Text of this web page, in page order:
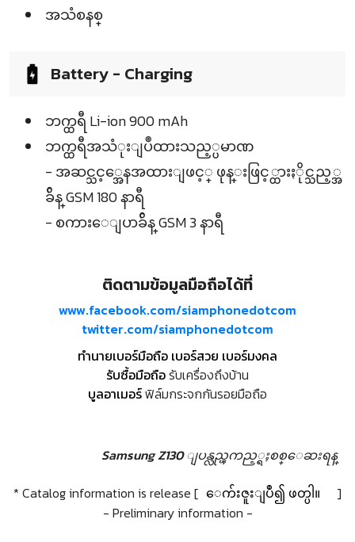
အသံစနစ္
Battery - Charging
ဘက္ထရီ Li-ion 900 mAh
ဘက္ထရီအသံုးျပဳထားသည့္ပမာဏ
- အဆင္သင့္အေနအထားျဖင့္ ဖုန္းဖြင့္ထားႏိုင္သည့္အ
ခ်ိန္ GSM 180 နာရီ
- စကားေျပာခ်ိန္ GSM 3 နာရီ
ติดตามข้อมูลมือถือได้ที่
www.facebook.com/siamphonedotcom
twitter.com/siamphonedotcom
ทำนายเบอร์มือถือ เบอร์สวย เบอร์มงคล
รับซื้อมือถือรับเครื่องถึงบ้าน
บูลอาเมอร์ฟิล์มกระจกกันรอยมือถือ
Samsung Z130 ျပန္လည္ၾကည့္ရႈစစ္ေဆးရန္
* Catalog information is release [ ေက်းဇူးျပဳ၍ ဖတ္ပါ။
]
- Preliminary information -